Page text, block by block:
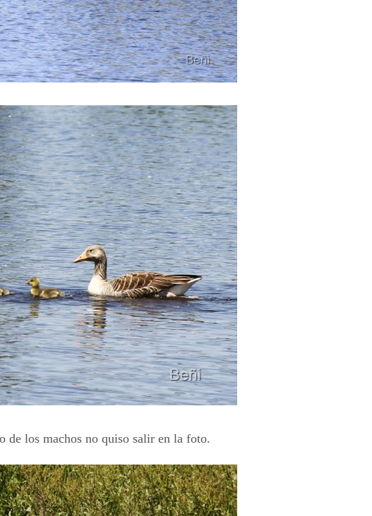
de los machos no quiso salir en la foto.